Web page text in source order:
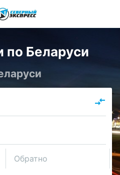
Беларуси
Обратно